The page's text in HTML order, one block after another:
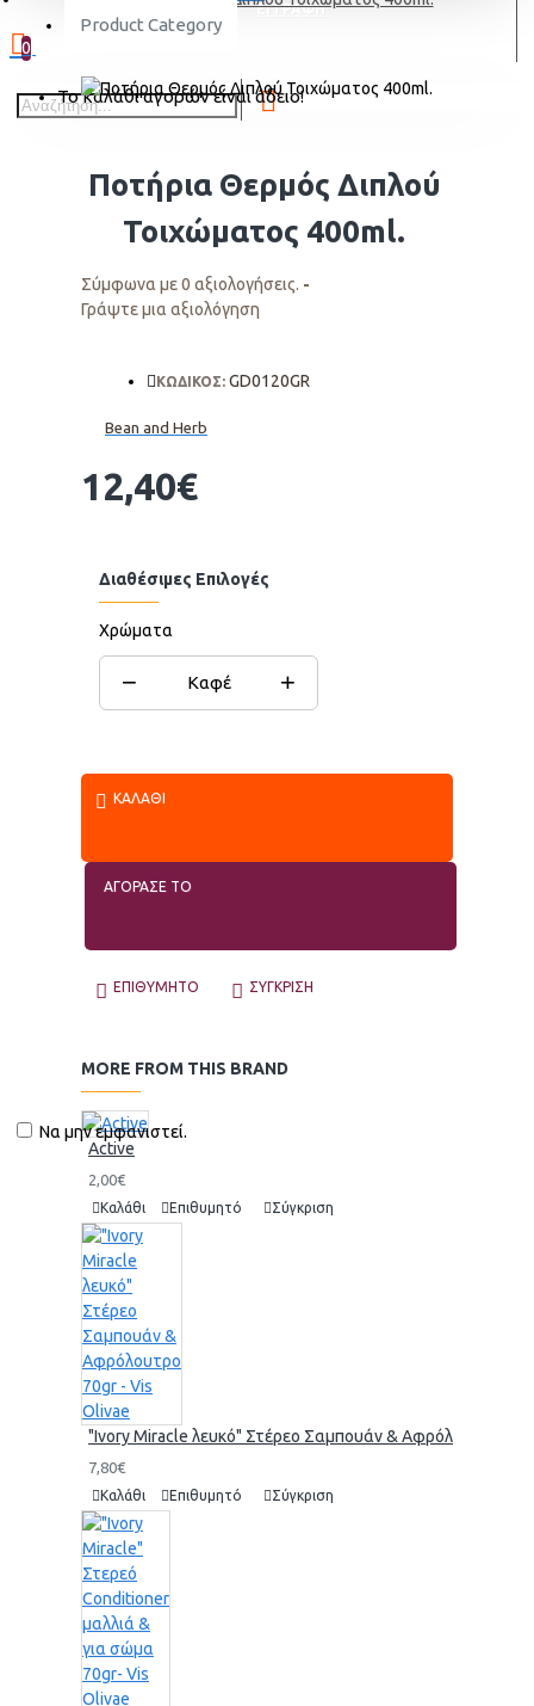
Να μην εμφανιστεί.
ΕΓΓΡΑΦΗ
Product Category
0
Το καλάθι αγορών είναι άδειο!
Ποτήρια Θερμός Διπλού
Τοιχώματος 400ml.
Σύμφωνα με 0 αξιολογήσεις. -
Γράψτε μια αξιολόγηση
12,40€
ΚΩΔΙΚΟΣ: GD0120GR
Bean and Herb
Διαθέσιμες Επιλογές
Χρώματα
− Καφέ +
ΚΑΛΆΘΙ
ΑΓΟΡΑΣΕ ΤΟ
ΕΠΙΘΥΜΗΤΌ ΣΎΓΚΡΙΣΗ
MORE FROM THIS BRAND
Active
2,00€
Καλάθι Επιθυμητό Σύγκριση
"Ivory Miracle λευκό" Στέρεο Σαμπουάν & Αφρόλουτρο
7,80€
Καλάθι Επιθυμητό Σύγκριση